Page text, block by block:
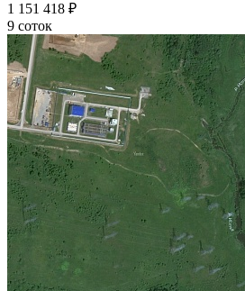
1 151 418 ₽
9 соток